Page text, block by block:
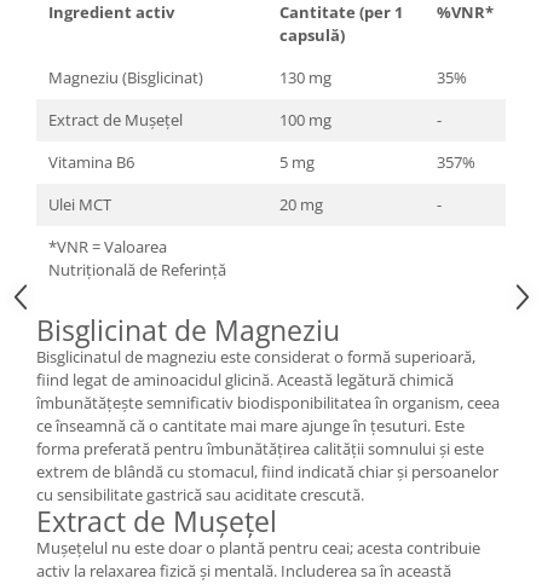
Ingredient activ
Cantitate (per 1
capsulă)
%VNR*
Magneziu (Bisglicinat) 130 mg
35%
Extract de Mușețel
100 mg
-
Vitamina B6
5 mg
357%
Ulei MCT
20 mg
-
*VNR = Valoarea
Nutrițională de Referință
Bisglicinat de Magneziu
Bisglicinatul de magneziu este considerat o formă superioară,
fiind legat de aminoacidul glicină. Această legătură chimică
îmbunătățește semnificativ biodisponibilitatea în organism, ceea
ce înseamnă că o cantitate mai mare ajunge în țesuturi. Este
forma preferată pentru îmbunătățirea calității somnului și este
extrem de blândă cu stomacul, fiind indicată chiar și persoanelor
cu sensibilitate gastrică sau aciditate crescută.
Extract de Mușețel
Mușețelul nu este doar o plantă pentru ceai; acesta contribuie
activ la relaxarea fizică și mentală. Includerea sa în această